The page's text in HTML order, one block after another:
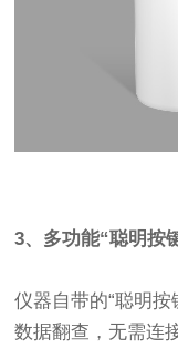
3、多功能“聪明按
仪器自带的“聪明
数据翻查，无需连